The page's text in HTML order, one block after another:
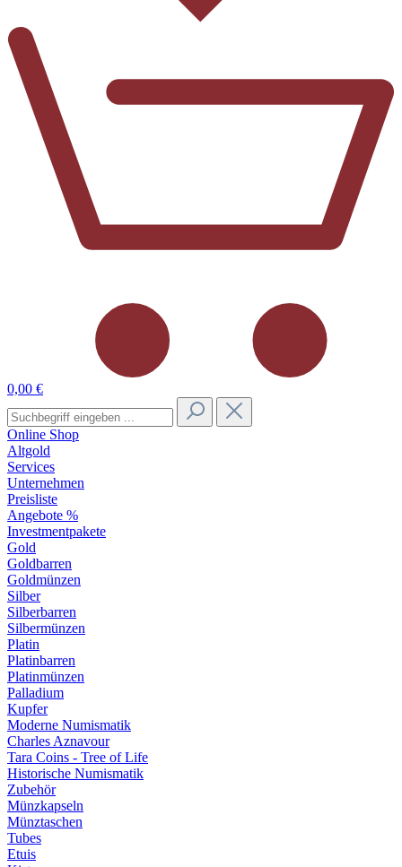
0,00 €
Online Shop
Altgold
Services
Unternehmen
Preisliste
Angebote %
Investmentpakete
Gold
Goldbarren
Goldmünzen
Silber
Silberbarren
Silbermünzen
Platin
Platinbarren
Platinmünzen
Palladium
Kupfer
Moderne Numismatik
Charles Aznavour
Tara Coins - Tree of Life
Historische Numismatik
Zubehör
Münzkapseln
Münztaschen
Tubes
Etuis